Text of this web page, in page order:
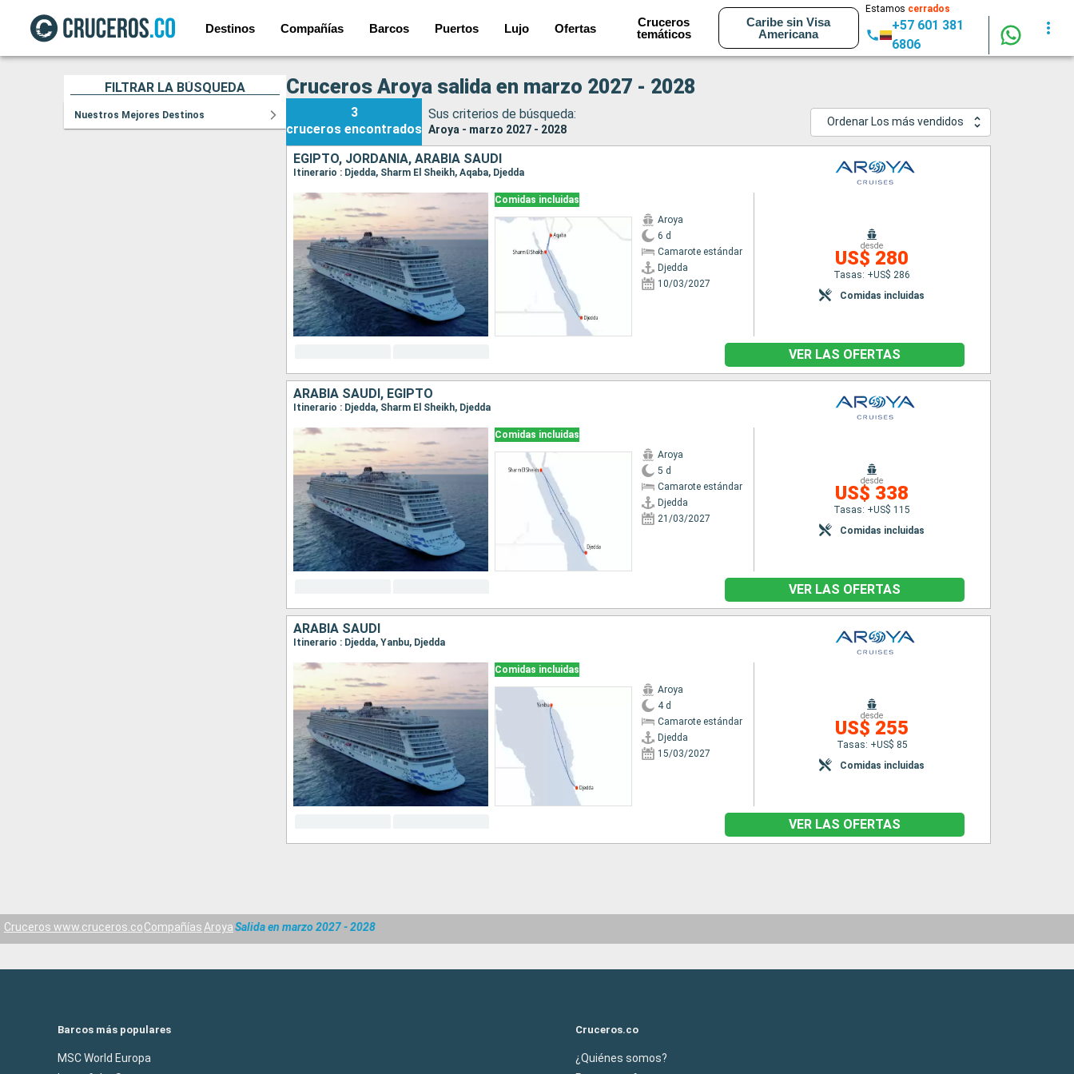
Destinos Compañías Barcos Puertos Lujo Ofertas
Cruceros
temáticos
Caribe sin Visa
Americana
Estamos cerrados
+57 601 381
6806
FILTRAR LA BÚSQUEDA
Nuestros Mejores Destinos
Cruceros Aroya salida en marzo 2027 - 2028
3
cruceros encontrados
Sus criterios de búsqueda:
Aroya - marzo 2027 - 2028
Ordenar Los más vendidos
EGIPTO, JORDANIA, ARABIA SAUDÍ
Itinerario : Djedda, Sharm El Sheikh, Aqaba, Djedda
Comidas incluidas
Aroya
6 d
Camarote estándar
Djedda
10/03/2027
desde
US$ 280
Tasas: +US$ 286
Comidas incluidas
VER LAS OFERTAS
ARABIA SAUDÍ, EGIPTO
Itinerario : Djedda, Sharm El Sheikh, Djedda
Comidas incluidas
Aroya
5 d
Camarote estándar
Djedda
21/03/2027
desde
US$ 338
Tasas: +US$ 115
Comidas incluidas
VER LAS OFERTAS
ARABIA SAUDÍ
Itinerario : Djedda, Yanbu, Djedda
Comidas incluidas
Aroya
4 d
Camarote estándar
Djedda
15/03/2027
desde
US$ 255
Tasas: +US$ 85
Comidas incluidas
VER LAS OFERTAS
Cruceros www.cruceros.coCompañíasAroyaSalida en marzo 2027 - 2028
Barcos más populares
MSC World Europa
Cruceros.co
¿Quiénes somos?